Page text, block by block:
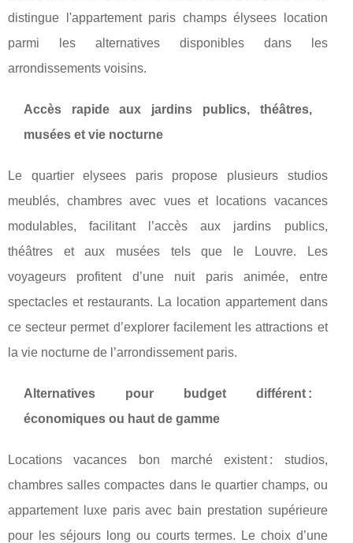
distingue l'appartement paris champs élysees location
parmi les alternatives disponibles dans les
arrondissements voisins.
Accès rapide aux jardins publics, théâtres,
musées et vie nocturne
Le quartier elysees paris propose plusieurs studios
meublés, chambres avec vues et locations vacances
modulables, facilitant l’accès aux jardins publics,
théâtres et aux musées tels que le Louvre. Les
voyageurs profitent d’une nuit paris animée, entre
spectacles et restaurants. La location appartement dans
ce secteur permet d’explorer facilement les attractions et
la vie nocturne de l’arrondissement paris.
Alternatives pour budget différent :
économiques ou haut de gamme
Locations vacances bon marché existent : studios,
chambres salles compactes dans le quartier champs, ou
appartement luxe paris avec bain prestation supérieure
pour les séjours long ou courts termes. Le choix d’une